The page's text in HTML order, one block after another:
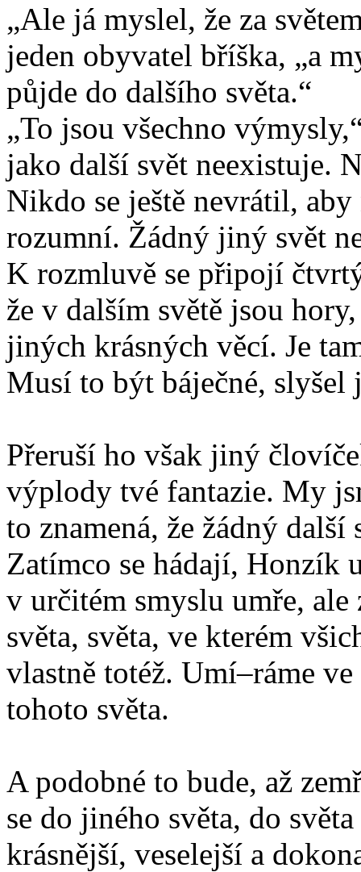
„Ale já myslel, že za
jeden obyvatel bříška, „a
půjde do dalšího světa.“
„To jsou všechno
jako další svět neexistuje.
Nikdo se ještě nevrátil,
rozumní. Žádný jiný svět
K rozmluvě se připojí
že v dalším světě jsou
jiných krásných věcí. Je
Musí to být báječné,
Přeruší ho však jiný
výplody tvé fantazie. My
to znamená, že žádný další
Zatímco se hádají, Honzík
v určitém smyslu umře,
světa, světa, ve kterém
vlastně totéž. Umí–ráme
tohoto světa.
A podobné to bude, až
se do jiného světa, do
krásnější, veselejší a